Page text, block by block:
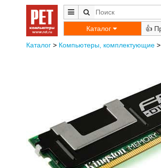
Каталог 👍
Каталог> Компьютеры, комплектующие>